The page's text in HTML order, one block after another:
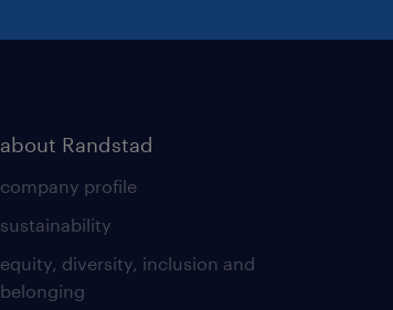
about Randstad
company profile
sustainability
equity, diversity, inclusion and
belonging